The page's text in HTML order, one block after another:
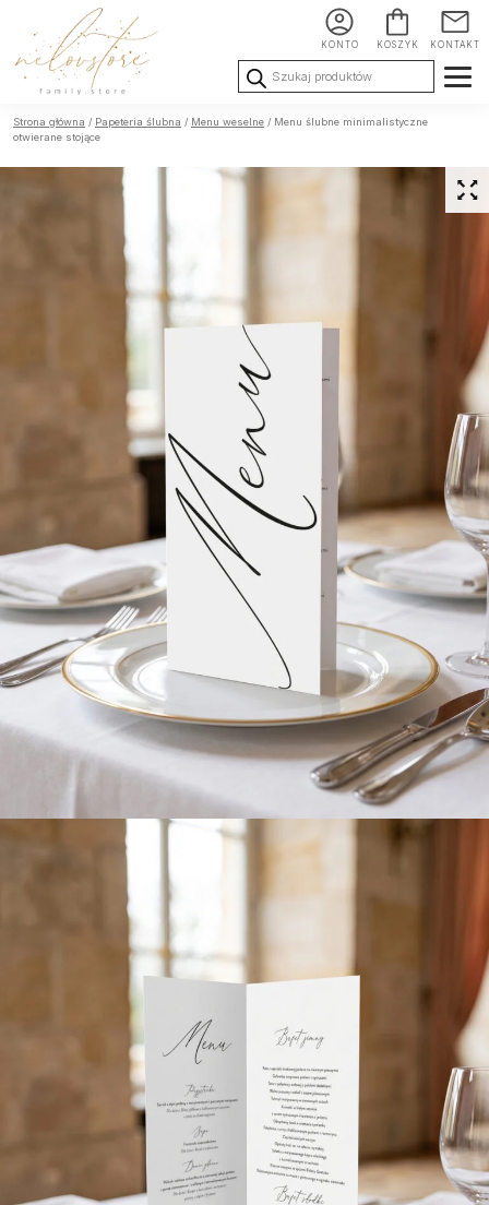
KONTO KOSZYK KONTAKT
Wyszukiwarka
produktów
Ślub i
Wesele
Chrzest i
Urodziny i
Strona główna / Papeteria ślubna / Menu weselne / Menu ślubne minimalistyczne
otwierane stojące